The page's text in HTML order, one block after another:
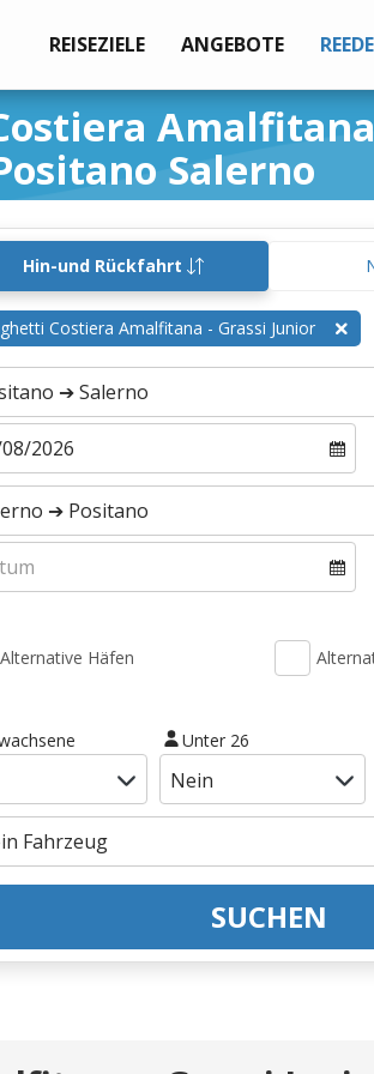
REISEZIELE ANGEBOTE
Salerno
Hin-und Rückfahrt
Costiera Amalfitana - Grassi Junior
Alternative Häfen
Unter 26
SUCHEN